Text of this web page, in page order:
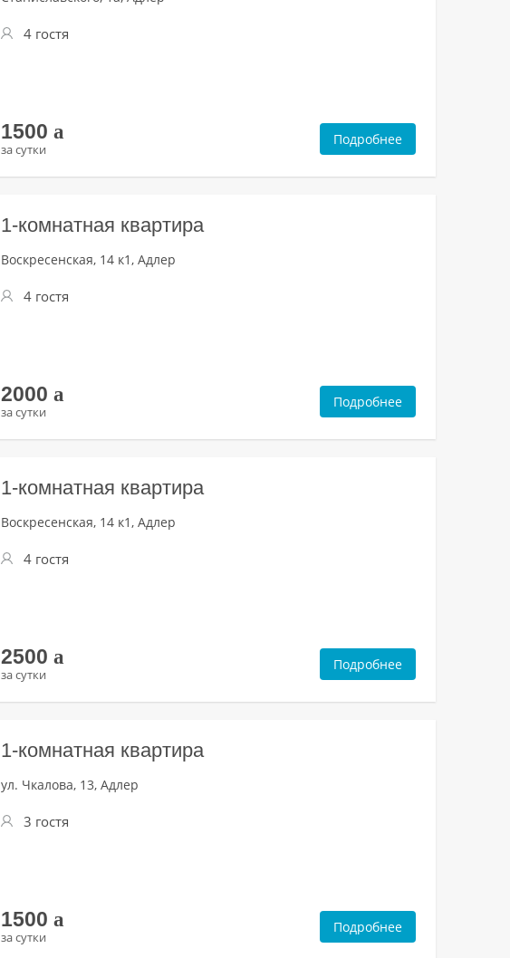
4 гостя
1500 a
за сутки
Подробнее
1-комнатная квартира
Воскресенская, 14 к1, Адлер
4 гостя
2000 a
за сутки
Подробнее
1-комнатная квартира
Воскресенская, 14 к1, Адлер
4 гостя
2500 a
за сутки
Подробнее
1-комнатная квартира
ул. Чкалова, 13, Адлер
3 гостя
1500 a
за сутки
Подробнее